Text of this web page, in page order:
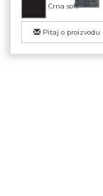
Crna soft
Pitaj o proizvodu